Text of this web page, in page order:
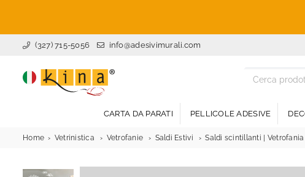
(327) 715-5056 info@adesivimurali.com
CARTA DA PARATI PELLICOLE ADESIVE
Home Vetrinistica Vetrofanie Saldi Estivi Saldi scintillanti | Vetrofania